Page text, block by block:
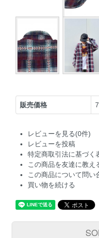
販売価格
レビューを見る(0件)
レビューを投稿
特定商取引法に基づく
この商品を友達に教え
この商品について問い
買い物を続ける